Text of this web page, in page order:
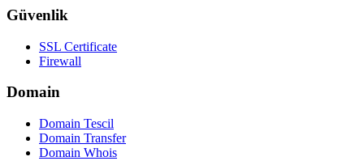
Güvenlik
SSL Certificate
Firewall
Domain
Domain Tescil
Domain Transfer
Domain Whois